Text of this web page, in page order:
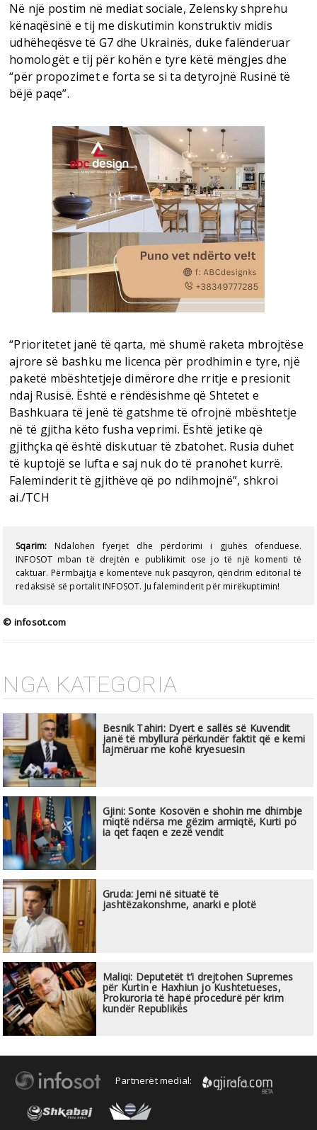
Në një postim në mediat sociale, Zelensky shprehu
kënaqësinë e tij me diskutimin konstruktiv midis
udhëheqësve të G7 dhe Ukrainës, duke falënderuar
homologët e tij për kohën e tyre këtë mëngjes dhe
“për propozimet e forta se si ta detyrojnë Rusinë të
bëjë paqe”.
“Prioritetet janë të qarta, më shumë raketa mbrojtëse
ajrore së bashku me licenca për prodhimin e tyre, një
paketë mbështetjeje dimërore dhe rritje e presionit
ndaj Rusisë. Është e rëndësishme që Shtetet e
Bashkuara të jenë të gatshme të ofrojnë mbështetje
në të gjitha këto fusha veprimi. Është jetike që
gjithçka që është diskutuar të zbatohet. Rusia duhet
të kuptojë se lufta e saj nuk do të pranohet kurrë.
Faleminderit të gjithëve që po ndihmojnë”, shkroi
ai./TCH
Sqarim: Ndalohen fyerjet dhe përdorimi i gjuhës ofenduese.
INFOSOT mban të drejtën e publikimit ose jo të një komenti të
caktuar. Përmbajtja e komenteve nuk pasqyron, qëndrim editorial të
redaksisë së portalit INFOSOT. Ju faleminderit për mirëkuptimin!
© infosot.com
NGA KATEGORIA
Besnik Tahiri: Dyert e sallës së Kuvendit
janë të mbyllura përkundër faktit që e kemi
lajmëruar me kohë kryesuesin
Gjini: Sonte Kosovën e shohin me dhimbje
miqtë ndërsa me gëzim armiqtë, Kurti po
ia qet faqen e zezë vendit
Gruda: Jemi në situatë të
jashtëzakonshme, anarki e plotë
Maliqi: Deputetët t’i drejtohen Supremes
për Kurtin e Haxhiun jo Kushtetueses,
Prokuroria të hapë procedurë për krim
kundër Republikës
Partnerët medial: